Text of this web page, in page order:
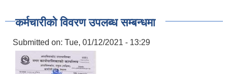
कर्मचारीको विवरण उपलब्ध सम्बन्धमा
Submitted on: Tue, 01/12/2021 - 13:29